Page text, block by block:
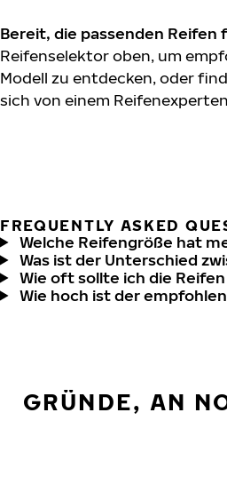
Bereit, die passenden Reifen
Reifenselektor oben, um
Modell zu entdecken, oder
sich von einem
FREQUENTLY ASKED
Welche Reifengröße hat
Was ist der Unterschied
Wie oft sollte ich die
Wie hoch ist der
GRÜNDE, AN